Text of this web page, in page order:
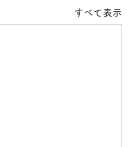
すべて表示